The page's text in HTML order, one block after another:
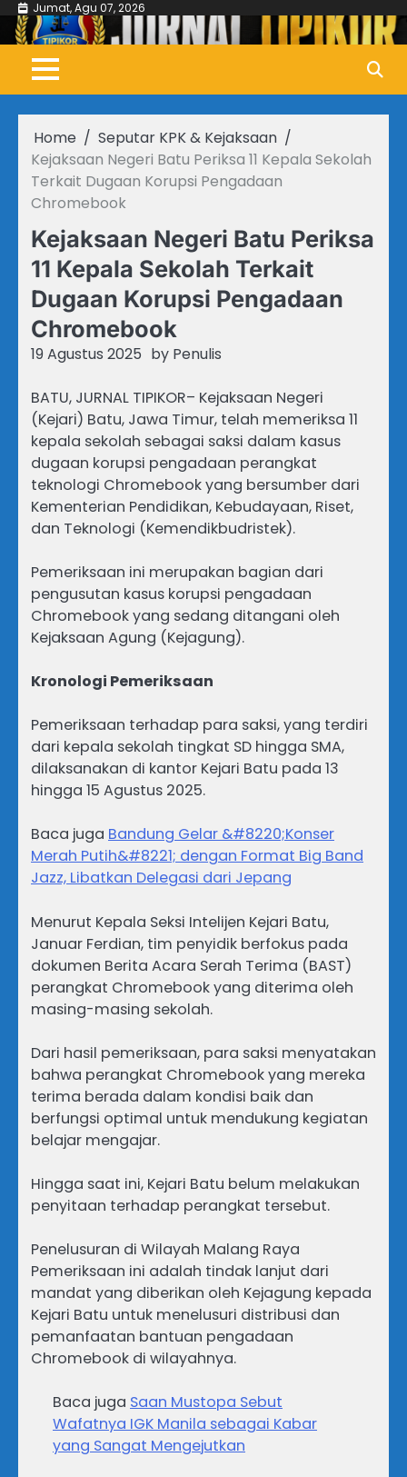
Skip
content
Jumat, Agu 07, 2026
Home
Seputar KPK & Kejaksaan
Kejaksaan Negeri Batu Periksa 11 Kepala Sekolah
Terkait Dugaan Korupsi Pengadaan
Chromebook
Kejaksaan Negeri Batu Periksa
11 Kepala Sekolah Terkait
Dugaan Korupsi Pengadaan
Chromebook
19 Agustus 2025 by Penulis
BATU, JURNAL TIPIKOR– Kejaksaan Negeri
(Kejari) Batu, Jawa Timur, telah memeriksa 11
kepala sekolah sebagai saksi dalam kasus
dugaan korupsi pengadaan perangkat
teknologi Chromebook yang bersumber dari
Kementerian Pendidikan, Kebudayaan, Riset,
dan Teknologi (Kemendikbudristek).
Pemeriksaan ini merupakan bagian dari
pengusutan kasus korupsi pengadaan
Chromebook yang sedang ditangani oleh
Kejaksaan Agung (Kejagung).
Kronologi Pemeriksaan
Pemeriksaan terhadap para saksi, yang terdiri
dari kepala sekolah tingkat SD hingga SMA,
dilaksanakan di kantor Kejari Batu pada 13
hingga 15 Agustus 2025.
Baca juga Bandung Gelar &#8220;Konser
Merah Putih&#8221; dengan Format Big Band
Jazz, Libatkan Delegasi dari Jepang
Menurut Kepala Seksi Intelijen Kejari Batu,
Januar Ferdian, tim penyidik berfokus pada
dokumen Berita Acara Serah Terima (BAST)
perangkat Chromebook yang diterima oleh
masing-masing sekolah.
Dari hasil pemeriksaan, para saksi menyatakan
bahwa perangkat Chromebook yang mereka
terima berada dalam kondisi baik dan
berfungsi optimal untuk mendukung kegiatan
belajar mengajar.
Hingga saat ini, Kejari Batu belum melakukan
penyitaan terhadap perangkat tersebut.
Penelusuran di Wilayah Malang Raya
Pemeriksaan ini adalah tindak lanjut dari
mandat yang diberikan oleh Kejagung kepada
Kejari Batu untuk menelusuri distribusi dan
pemanfaatan bantuan pengadaan
Chromebook di wilayahnya.
Baca juga Saan Mustopa Sebut
Wafatnya IGK Manila sebagai Kabar
yang Sangat Mengejutkan